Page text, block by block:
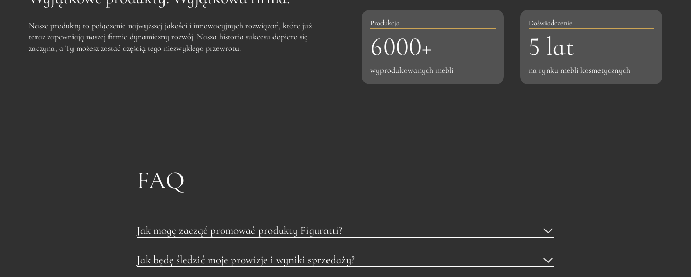
Nasze produkty to połączenie najwyższej jakości i innowacyjnych rozwiązań, które już
teraz zapewniają naszej firmie dynamiczny rozwój. Nasza historia sukcesu dopiero się
zaczyna, a Ty możesz zostać częścią tego niezwykłego przewrotu.
Produkcja
0
0
0
6000+
wyprodukowanych mebli
Doświadczenie
a
t
5 lat
na rynku mebli kosmetycznych
FAQ
Jak mogę zacząć promować produkty Figuratti?
Jak będę śledzić moje prowizje i wyniki sprzedaży?